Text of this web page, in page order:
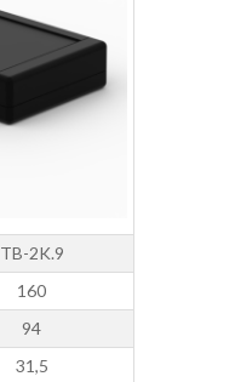
TB-2K.9
160
94
31,5